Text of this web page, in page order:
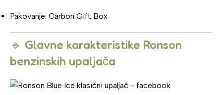
Pakovanje: Carbon Gift Box
🔹 Glavne karakteristike Ronson
benzinskih upaljača